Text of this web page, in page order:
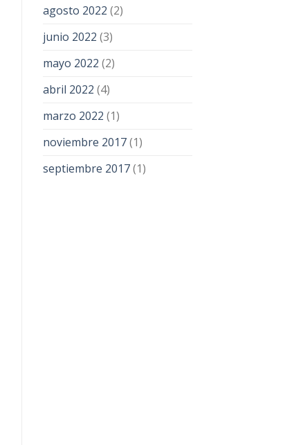
agosto 2022 (2)
junio 2022 (3)
mayo 2022 (2)
abril 2022 (4)
marzo 2022 (1)
noviembre 2017(1)
septiembre 2017(1)